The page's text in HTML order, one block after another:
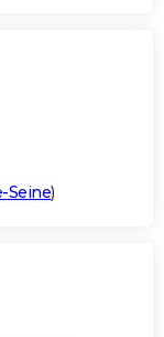
Seine)